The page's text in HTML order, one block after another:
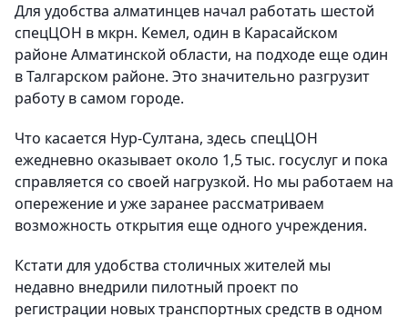
Для удобства алматинцев начал работать шестой
спецЦОН в мкрн. Кемел, один в Карасайском
районе Алматинской области, на подходе еще один
в Талгарском районе. Это значительно разгрузит
работу в самом городе.
Что касается Нур-Султана, здесь спецЦОН
ежедневно оказывает около 1,5 тыс. госуслуг и пока
справляется со своей нагрузкой. Но мы работаем на
опережение и уже заранее рассматриваем
возможность открытия еще одного учреждения.
Кстати для удобства столичных жителей мы
недавно внедрили пилотный проект по
регистрации новых транспортных средств в одном